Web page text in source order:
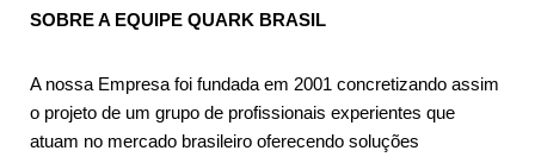
SOBRE A EQUIPE QUARK BRASIL
A nossa Empresa foi fundada em 2001 concretizando assim
o projeto de um grupo de profissionais experientes que
atuam no mercado brasileiro oferecendo soluções